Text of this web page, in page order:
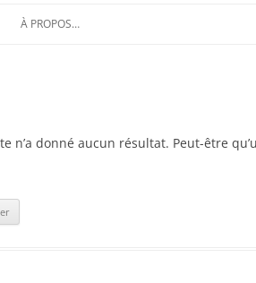
À PROPOS…
n’a donné aucun résultat. Peut-être